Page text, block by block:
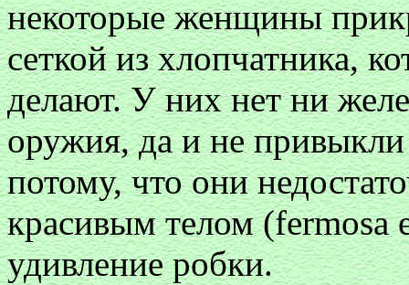
некоторые женщины
сеткой из хлопчатника,
делают. У них нет ни
оружия, да и не
потому, что они
красивым телом (fermosa
удивление робки.